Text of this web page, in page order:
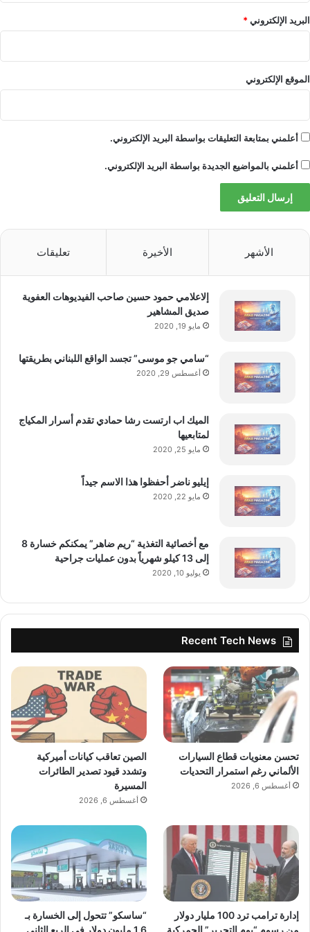
في أوائل عام 2027.
اتبع الفرصة
: المواضيع, بلوسكي, انستغرام، و
مستودون.
FTC: نحن نستخدم الروابط التابعة التلقائية لكسب
■ مصدر الخبر الأصلي
نشر لأول مرة على:
yalebnan.org
تاريخ النشر: 2026-01-16 15:43:00
تنويه من موقعنا
تم جلب هذا المحتوى بشكل آلي من المصدر:
yalebnan.org
بتاريخ:2026-01-16 15:43:00
رأي موقعنا والمسؤولية الكاملة تقع على عاتق المصدر
الأصلي.
هذا المحتوى.
البريد الإلكتروني*
الموقع الإلكتروني
أعلمني بمتابعة التعليقات بواسطة البريد الإلكتروني.
أعلمني بالمواضيع الجديدة بواسطة البريد الإلكتروني.
الأشهر الأخيرة تعليقات
إلاعلامي حمود حسين صاحب الفيديوهات العفوية
صديق المشاهير
مايو 19, 2020
“سامي جو موسى” تجسد الواقع اللبناني بطريقتها
أغسطس 29, 2020
الميك اب ارتست رشا حمادي تقدم أسرار المكياج
لمتابعيها
مايو 25, 2020
إيليو ناضر أحفظوا هذا الاسم جيداً
مايو 22, 2020
مع أخصائية التغذية “ريم ضاهر” يمكنكم خسارة 8
إلى 13 كيلو شهرياً بدون عمليات جراحية
يوليو 10, 2020
Recent Tech News
تحسن معنويات قطاع السيارات
الألماني رغم استمرار التحديات
أغسطس 6, 2026
الصين تعاقب كيانات أميركية
وتشدد قيود تصدير الطائرات
المسيرة
أغسطس 6, 2026
إدارة ترامب ترد 100 مليار دولار
“ساسكو” تتحول إلى الخسارة بـ